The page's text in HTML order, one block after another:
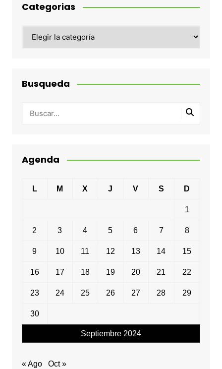
Categorias
Busqueda
Agenda
Septiembre 2024
L M X J V S D
1
2 3 4 5 6 7 8
9 10 11 12 13 14 15
16 17 18 19 20 21 22
23 24 25 26 27 28 29
30
« Ago Oct »